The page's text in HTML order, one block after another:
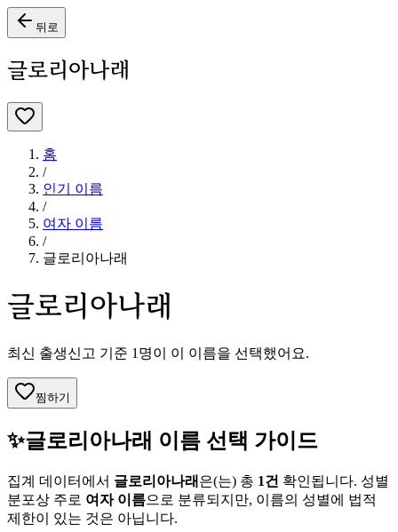
뒤로
글로리아나래
홈
/
인기 이름
/
여자 이름
/
글로리아나래
글로리아나래
최신 출생신고 기준 1 명이 이 이름을 선택했어요.
찜하기
✨글로리아나래 이름 선택 가이드
집계 데이터에서 글로리아나래 은(는) 총 1건 확인됩니다. 성별
분포상 주로 여자이름으로 분류되지만, 이름의 성별에 법적
제한이 있는 것은 아닙니다.